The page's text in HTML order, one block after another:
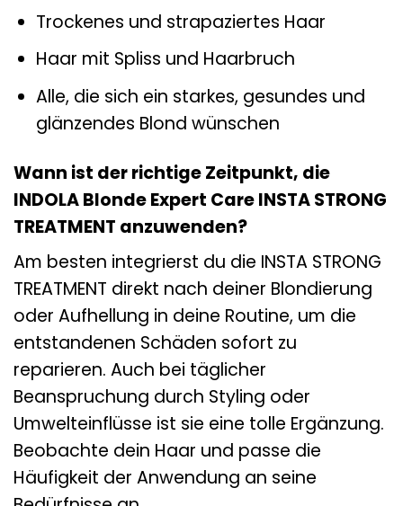
Trockenes und strapaziertes Haar
Haar mit Spliss und Haarbruch
Alle, die sich ein starkes, gesundes und
glänzendes Blond wünschen
Wann ist der richtige Zeitpunkt, die
INDOLA Blonde Expert Care INSTA STRONG
TREATMENT anzuwenden?
Am besten integrierst du die INSTA STRONG
TREATMENT direkt nach deiner Blondierung
oder Aufhellung in deine Routine, um die
entstandenen Schäden sofort zu
reparieren. Auch bei täglicher
Beanspruchung durch Styling oder
Umwelteinflüsse ist sie eine tolle Ergänzung.
Beobachte dein Haar und passe die
Häufigkeit der Anwendung an seine